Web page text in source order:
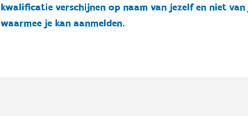
kwalificatie verschijnen op naam van jezelf en niet
waarmee je kan aanmelden.